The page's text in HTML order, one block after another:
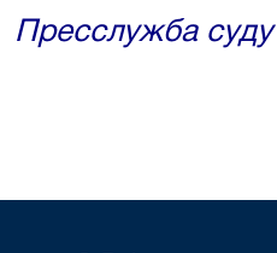
Пресслужба суду